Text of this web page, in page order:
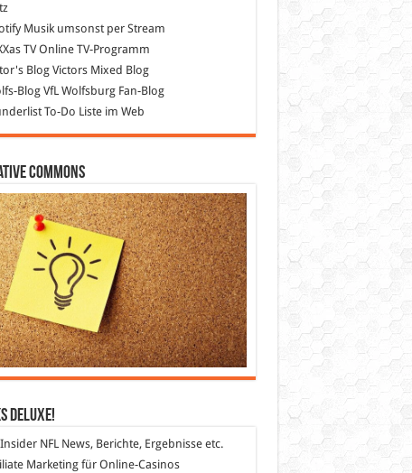
Musik umsonst per Stream
TVOnline TV-Programm
BlogVictors Mixed Blog
BlogVfL Wolfsburg Fan-Blog
To-Do Liste im Web
Commons
DeLuXe!
InsiderNFL News, Berichte, Ergebnisse etc.
Marketingfür Online-Casinos